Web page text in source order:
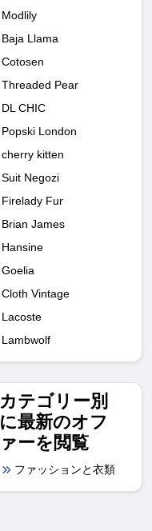
Modlily
Baja Llama
Cotosen
Threaded Pear
DL CHIC
Popski London
cherry kitten
Suit Negozi
Firelady Fur
Brian James
Hansine
Goelia
Cloth Vintage
Lacoste
Lambwolf
カテゴリー別
に最新のオフ
ァーを閲覧
ファッションと衣類